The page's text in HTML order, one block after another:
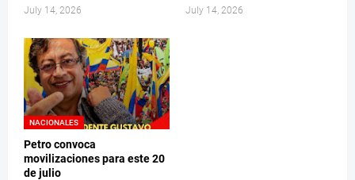
July 14, 2026 July 14, 2026
NACIONALES
Petro convoca
movilizaciones para este 20
de julio